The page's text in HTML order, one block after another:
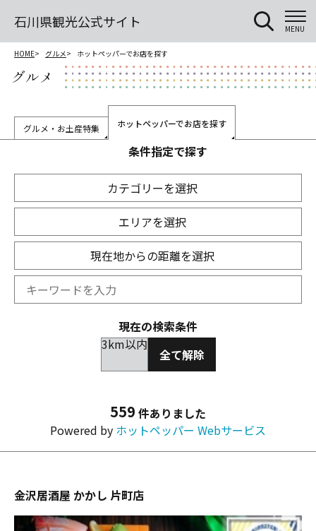
石川県観光公式サイト MENU
HOME グルメ ホットペッパーでお店を探す
グルメ
グルメ・お土産特集 ホットペッパーでお店を探す
条件指定で探す
カテゴリーを選択
エリアを選択
現在地からの距離を選択
現在の検索条件
3km以内
全て解除
559 件ありました
Powered by ホットペッパー Webサービス
金沢居酒屋 かかし 片町店